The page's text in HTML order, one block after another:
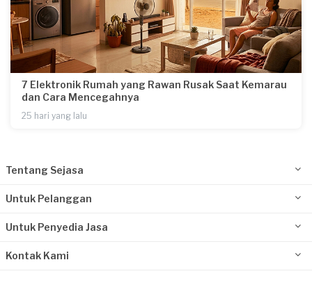
7 Elektronik Rumah yang Rawan Rusak Saat Kemarau
dan Cara Mencegahnya
25 hari yang lalu
Tentang Sejasa
Untuk Pelanggan
Untuk Penyedia Jasa
Kontak Kami